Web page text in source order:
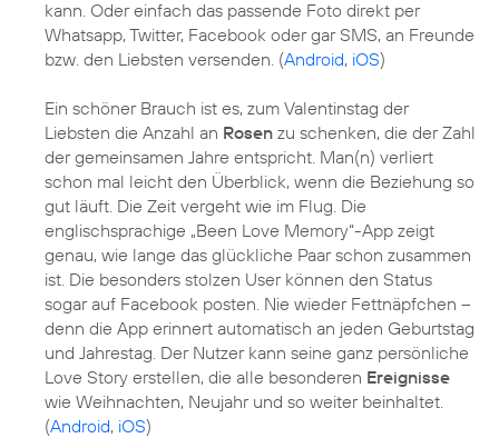
kann. Oder einfach das passende Foto direkt per
Whatsapp, Twitter, Facebook oder gar SMS, an Freunde
bzw. den Liebsten versenden. (Android, iOS)
Ein schöner Brauch ist es, zum Valentinstag der
Liebsten die Anzahl an Rosen zu schenken, die der Zahl
der gemeinsamen Jahre entspricht. Man(n) verliert
schon mal leicht den Überblick, wenn die Beziehung so
gut läuft. Die Zeit vergeht wie im Flug. Die
englischsprachige „Been Love Memory“-App zeigt
genau, wie lange das glückliche Paar schon zusammen
ist. Die besonders stolzen User können den Status
sogar auf Facebook posten. Nie wieder Fettnäpfchen –
denn die App erinnert automatisch an jeden Geburtstag
und Jahrestag. Der Nutzer kann seine ganz persönliche
Love Story erstellen, die alle besonderen Ereignisse
wie Weihnachten, Neujahr und so weiter beinhaltet.
(Android, iOS)